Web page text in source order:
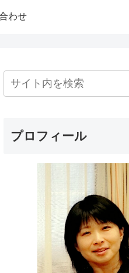
わせ
プロフィール